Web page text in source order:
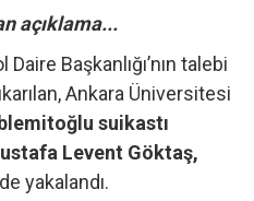
açıklama...
Başkanlığı’nın talebi
Ankara Üniversitesi
suikastı
Levent Göktaş,
yakalandı.